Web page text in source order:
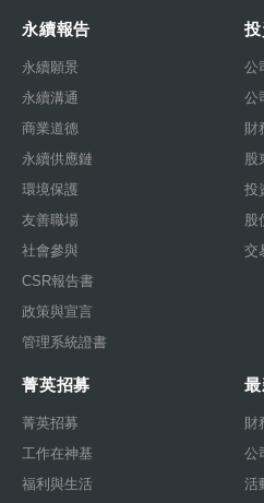
永續報告
永續願景
永續溝通
商業道德
永續供應鏈
環境保護
友善職場
社會參與
CSR報告書
政策與宣言
管理系統證書
公
公
財
股
投
股
交
菁英招募
菁英招募
工作在神基
福利與生活
財
公
活